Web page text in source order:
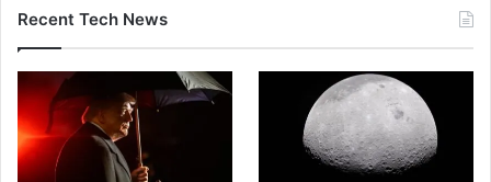
Recent Tech News